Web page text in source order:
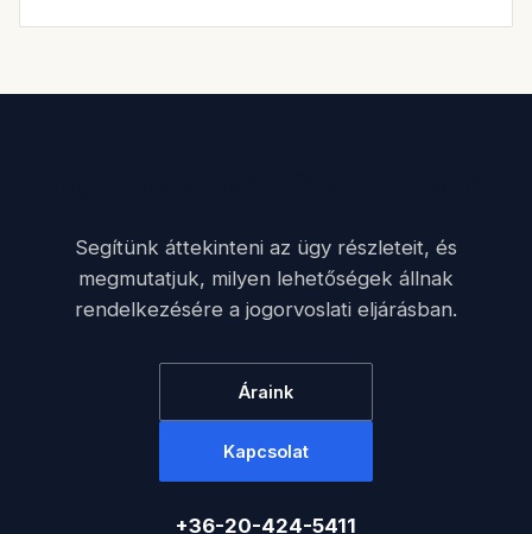
Segítünk áttekinteni az ügy részleteit, és
megmutatjuk, milyen lehetőségek állnak
rendelkezésére a jogorvoslati eljárásban.
Áraink
Kapcsolat
+36-20-424-5411